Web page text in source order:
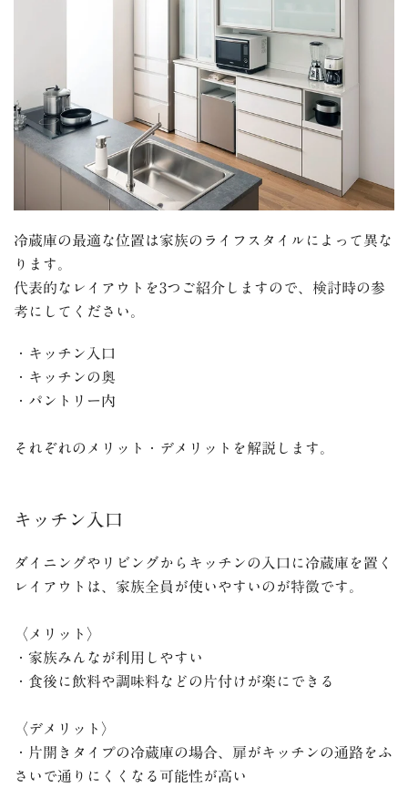
冷蔵庫の最適な位置は家族のライフスタイルによって異な
ります。
代表的なレイアウトを3つご紹介しますので、検討時の参
考にしてください。
・キッチン入口
・キッチンの奥
・パントリー内
それぞれのメリット・デメリットを解説します。
キッチン入口
ダイニングやリビングからキッチンの入口に冷蔵庫を置く
レイアウトは、家族全員が使いやすいのが特徴です。
〈メリット〉
・家族みんなが利用しやすい
・食後に飲料や調味料などの片付けが楽にできる
〈デメリット〉
・ 片開きタイプの冷蔵庫の場合、扉がキッチンの通路をふ
さいで通りにくくなる可能性が高い